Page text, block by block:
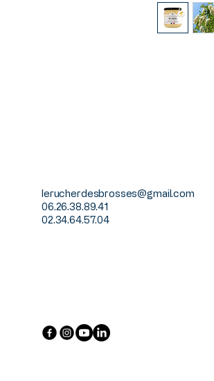
lerucherdesbrosses@gmail.com
06.26.38.89.41
02.34.64.57.04